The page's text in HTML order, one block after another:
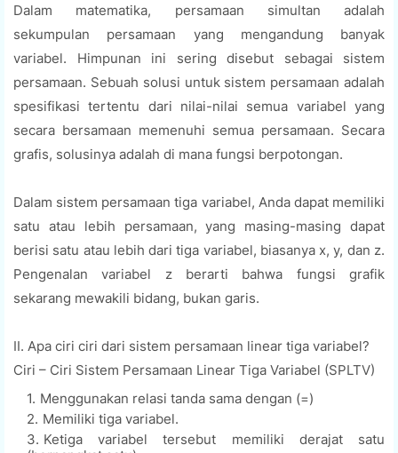
Dalam matematika, persamaan simultan adalah
sekumpulan persamaan yang mengandung banyak
variabel. Himpunan ini sering disebut sebagai sistem
persamaan. Sebuah solusi untuk sistem persamaan adalah
spesifikasi tertentu dari nilai-nilai semua variabel yang
secara bersamaan memenuhi semua persamaan. Secara
grafis, solusinya adalah di mana fungsi berpotongan.
Dalam sistem persamaan tiga variabel, Anda dapat memiliki
satu atau lebih persamaan, yang masing-masing dapat
berisi satu atau lebih dari tiga variabel, biasanya x, y, dan z.
Pengenalan variabel z berarti bahwa fungsi grafik
sekarang mewakili bidang, bukan garis.
II. Apa ciri ciri dari sistem persamaan linear tiga variabel?
Ciri – Ciri Sistem Persamaan Linear Tiga Variabel (SPLTV)
Menggunakan relasi tanda sama dengan (=)
Memiliki tiga variabel.
Ketiga variabel tersebut memiliki derajat satu